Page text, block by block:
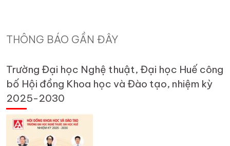
THÔNG BÁO GẦN ĐÂY
Trường Đại học Nghệ thuật, Đại học Huế công
bố Hội đồng Khoa học và Đào tạo, nhiệm kỳ
2025-2030